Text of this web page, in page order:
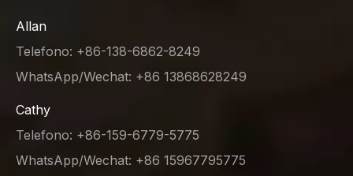
Allan
Telefono: +86-138-6862-8249
WhatsApp/Wechat: +86 13868628249
Cathy
Telefono: +86-159-6779-5775
WhatsApp/Wechat: +86 15967795775